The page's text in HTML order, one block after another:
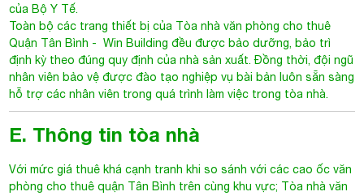
của Bộ Y Tế.
Toàn bộ các trang thiết bị của Tòa nhà văn phòng cho thuê
Quận Tân Bình - Win Building đều được bảo dưỡng, bảo trì
định kỳ theo đúng quy định của nhà sản xuất. Đồng thời, đội ngũ
nhân viên bảo vệ được đào tạo nghiệp vụ bài bản luôn sẵn sàng
hỗ trợ các nhân viên trong quá trình làm việc trong tòa nhà.
E. Thông tin tòa nhà
Với mức giá thuê khá cạnh tranh khi so sánh với các cao ốc văn
phòng cho thuê quận Tân Bình trên cùng khu vực; Tòa nhà văn